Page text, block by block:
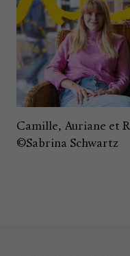
Camille, Auriane et
©Sabrina Schwartz